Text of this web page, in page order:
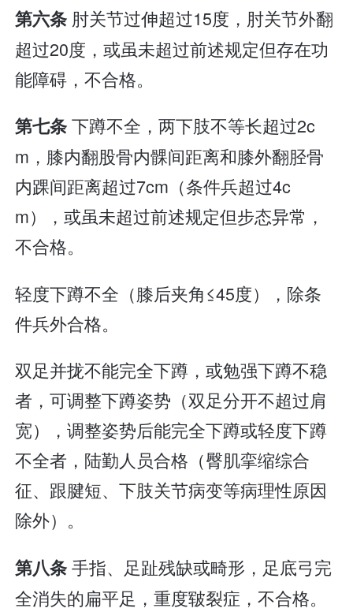
第六条 肘关节过伸超过15度，肘关节外翻
超过20度，或虽未超过前述规定但存在功
能障碍，不合格。
第七条下蹲不全，两下肢不等长超过2c
m，膝内翻股骨内髁间距离和膝外翻胫骨
内踝间距离超过7cm（条件兵超过4c
m），或虽未超过前述规定但步态异常，
不合格。
轻度下蹲不全（膝后夹角≤45度），除条
件兵外合格。
双足并拢不能完全下蹲，或勉强下蹲不稳
者，可调整下蹲姿势（双足分开不超过肩
宽），调整姿势后能完全下蹲或轻度下蹲
不全者，陆勤人员合格（臀肌挛缩综合
征、跟腱短、下肢关节病变等病理性原因
除外）。
第八条手指、足趾残缺或畸形，足底弓完
全消失的扁平足，重度皲裂症，不合格。